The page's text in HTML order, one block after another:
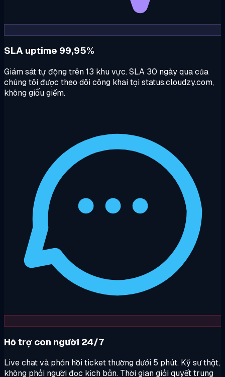
SLA uptime 99,95%
Giám sát tự động trên 13 khu vực. SLA 30 ngày qua của
chúng tôi được theo dõi công khai tại status.cloudzy.com,
không giấu giếm.
Hỗ trợ con người 24/7
Live chat và phản hồi ticket thường dưới 5 phút. Kỹ sư thật,
không phải người đọc kịch bản. Thời gian giải quyết trung